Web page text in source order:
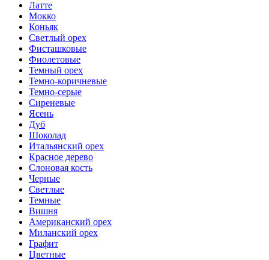
Латте
Мокко
Коньяк
Светлый орех
Фисташковые
Фиолетовые
Темный орех
Темно-коричневые
Темно-серые
Сиреневые
Ясень
Дуб
Шоколад
Итальянский орех
Красное дерево
Слоновая кость
Черные
Светлые
Темные
Вишня
Американский орех
Миланский орех
Графит
Цветные